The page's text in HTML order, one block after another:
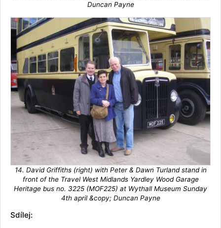
Duncan Payne
14. David Griffiths (right) with Peter & Dawn Turland stand in
front of the Travel West Midlands Yardley Wood Garage
Heritage bus no. 3225 (MOF225) at Wythall Museum Sunday
4th april &copy; Duncan Payne
Sdílej: